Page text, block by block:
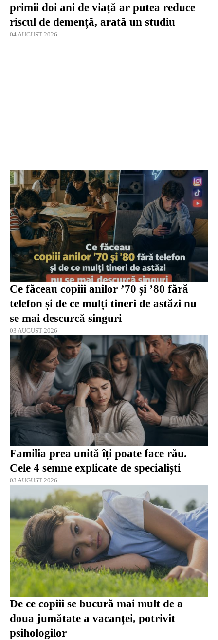
primii doi ani de viață ar putea reduce
riscul de demență, arată un studiu
04 AUGUST 2026
Ce făceau copiii anilor ’70 și ’80 fără
telefon și de ce mulți tineri de astăzi nu
se mai descurcă singuri
03 AUGUST 2026
Familia prea unită îți poate face rău.
Cele 4 semne explicate de specialiști
03 AUGUST 2026
De ce copiii se bucură mai mult de a
doua jumătate a vacanței, potrivit
psihologilor